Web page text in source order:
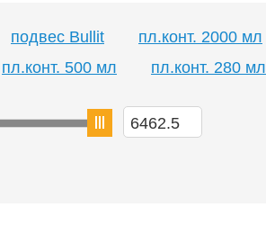
подвес Bullit пл.конт. 2000 мл
пл.конт. 500 мл пл.конт. 280 мл